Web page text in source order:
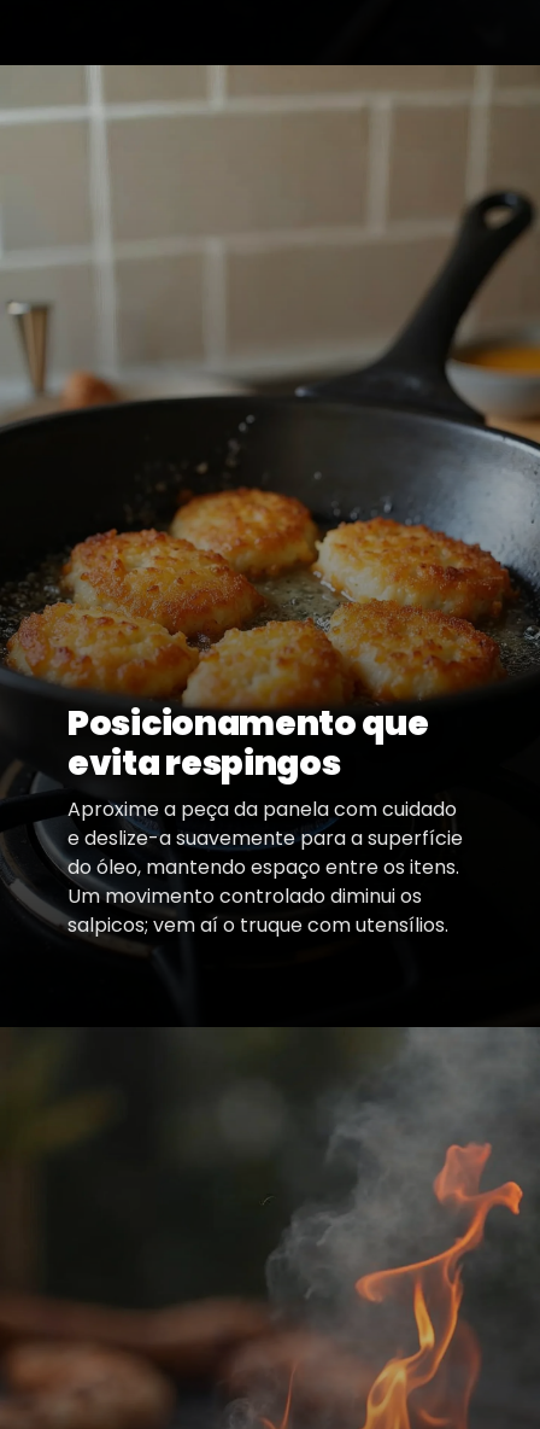
Posicionamento que
evita respingos
Aproxime a peça da panela com cuidado
e deslize-a suavemente para a superfície
do óleo, mantendo espaço entre os itens.
Um movimento controlado diminui os
salpicos; vem aí o truque com utensílios.